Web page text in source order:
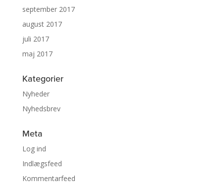
september 2017
august 2017
juli 2017
maj 2017
Kategorier
Nyheder
Nyhedsbrev
Meta
Log ind
Indlægsfeed
Kommentarfeed